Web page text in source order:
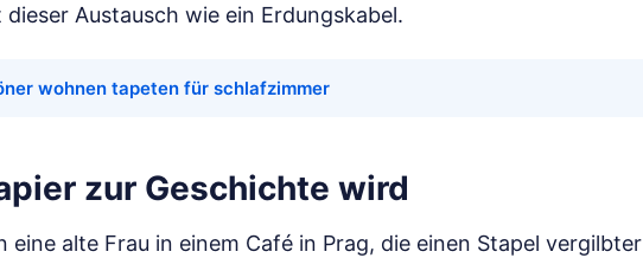
Austausch wie ein Erdungskabel.
wohnen tapeten für schlafzimmer
zur Geschichte wird
eine alte Frau in einem Café in Prag, die einen Stapel vergilbter